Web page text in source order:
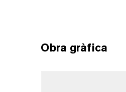
Obra gràfica